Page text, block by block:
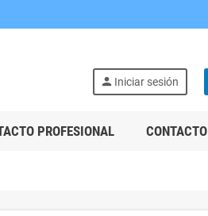
person Iniciar sesión
PROFESIONAL CONTACTO